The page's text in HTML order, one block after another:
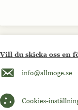
Vill du skicka oss en
Maila oss påinfo@allmoge.se
Cookies-inställningar
Cookies-